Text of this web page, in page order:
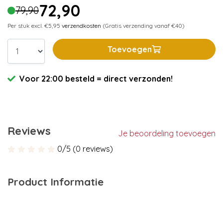
79,9072,90
Per stuk excl. €5,95 verzendkosten (Gratis verzending vanaf €40)
Toevoegen
Voor 22:00 besteld = direct verzonden!
Reviews
Je beoordeling toevoegen
0/5 (0 reviews)
Product Informatie